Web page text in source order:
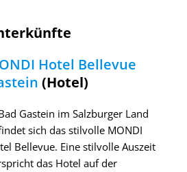
Hotel Bellevue
(Hotel)
Gastein im Salzburger Land
sich das stilvolle MONDI
Bellevue. Eine stilvolle Auszeit
das Hotel auf der